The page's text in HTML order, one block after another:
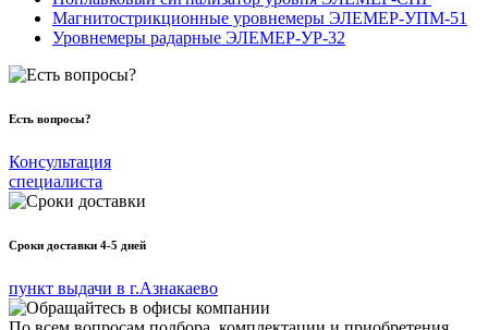
Магнитострикционные уровнемеры ЭЛЕМЕР-УПМ-51
Уровнемеры радарные ЭЛЕМЕР-УР-32
Есть вопросы?
Консультация
специалиста
Сроки доставки 4-5 дней
пункт выдачи в г.Азнакаево